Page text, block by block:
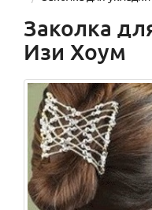
Заколка
Изи Хоум